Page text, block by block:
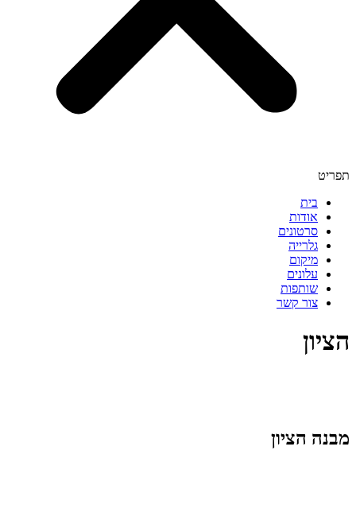
תפריט
בית
אודות
סרטונים
גלרייה
מיקום
עלונים
שותפות
צור קשר
הציון
מבנה הציון